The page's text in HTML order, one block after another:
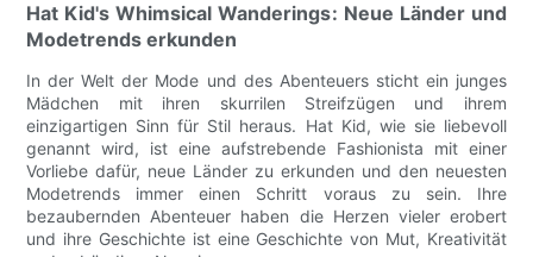
Hat Kid's Whimsical Wanderings: Neue Länder und
Modetrends erkunden
In der Welt der Mode und des Abenteuers sticht ein junges
Mädchen mit ihren skurrilen Streifzügen und ihrem
einzigartigen Sinn für Stil heraus. Hat Kid, wie sie liebevoll
genannt wird, ist eine aufstrebende Fashionista mit einer
Vorliebe dafür, neue Länder zu erkunden und den neuesten
Modetrends immer einen Schritt voraus zu sein. Ihre
bezaubernden Abenteuer haben die Herzen vieler erobert
und ihre Geschichte ist eine Geschichte von Mut, Kreativität